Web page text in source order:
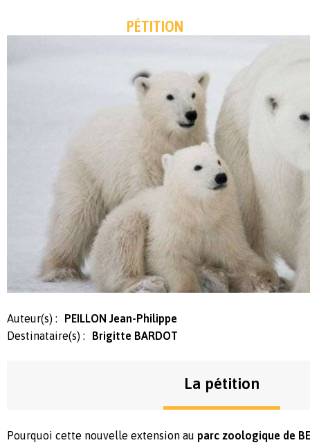
PÉTITION
Auteur(s) :
PEILLON Jean-Philippe
Destinataire(s) :
Brigitte BARDOT
La pétition
Pourquoi cette nouvelle extension au parc zoologique de